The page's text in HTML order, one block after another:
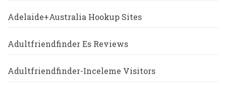
Adelaide+Australia Hookup Sites
Adultfriendfinder Es Reviews
Adultfriendfinder-Inceleme Visitors